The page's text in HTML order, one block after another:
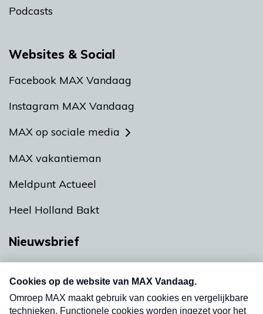
Podcasts
Websites & Social
Facebook MAX Vandaag
Instagram MAX Vandaag
MAX op sociale media
MAX vakantieman
Meldpunt Actueel
Heel Holland Bakt
Nieuwsbrief
nieuwsbrief. Elke vrijdag- en dinsdagochtend in
uw mailbox.